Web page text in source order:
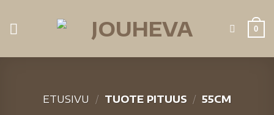
0
ETUSIVU / TUOTE PITUUS / 55CM